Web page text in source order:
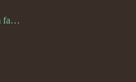
Very importent infromation from family Schwulst